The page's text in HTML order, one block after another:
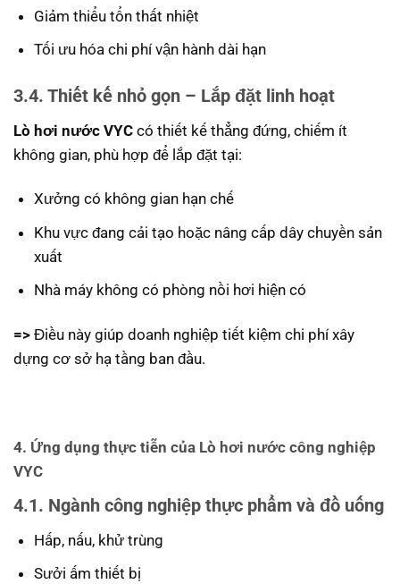
Giảm thiểu tổn thất nhiệt
Tối ưu hóa chi phí vận hành dài hạn
3.4. Thiết kế nhỏ gọn – Lắp đặt linh hoạt
Lò hơi nước VYC có thiết kế thẳng đứng, chiếm ít
không gian, phù hợp để lắp đặt tại:
Xưởng có không gian hạn chế
Khu vực đang cải tạo hoặc nâng cấp dây chuyền sản
xuất
Nhà máy không có phòng nồi hơi hiện có
=> Điều này giúp doanh nghiệp tiết kiệm chi phí xây
dựng cơ sở hạ tầng ban đầu.
4. Ứng dụng thực tiễn của Lò hơi nước công nghiệp
VYC
4.1. Ngành công nghiệp thực phẩm và đồ uống
Hấp, nấu, khử trùng
Sưởi ấm thiết bị